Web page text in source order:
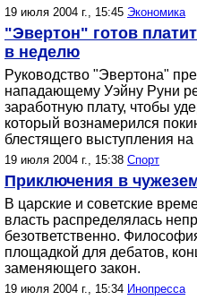
19 июля 2004 г., 15:45 Экономика
"Эвертон" готов
в неделю
Руководство "Эвертона"
нападающему Уэйну Руни
заработную плату, чтобы
который вознамерился
блестящего выступления
19 июля 2004 г., 15:38 Спорт
Приключения в
В царские и советские
власть распределялась
безответственно.
площадкой для дебатов,
заменяющего закон.
19 июля 2004 г., 15:34 Инопресса